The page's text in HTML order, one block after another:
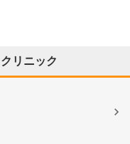
リニック